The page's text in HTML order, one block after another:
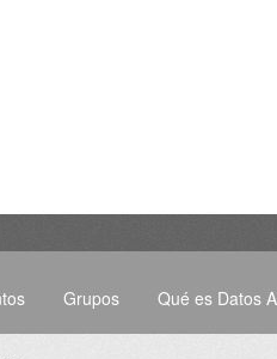
Grupos Qué es Datos